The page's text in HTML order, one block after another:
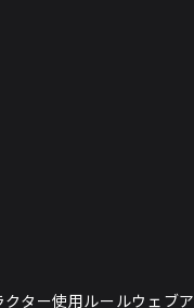
ター使用ルールウェブ